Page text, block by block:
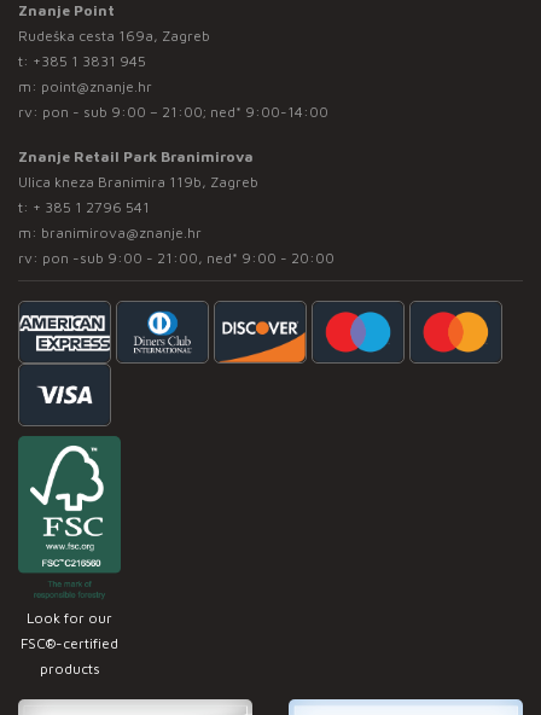
Znanje Point
Rudeška cesta 169a, Zagreb
t: +385 1 3831 945
m: point@znanje.hr
rv: pon - sub 9:00 – 21:00; ned* 9:00-14:00
Znanje Retail Park Branimirova
Ulica kneza Branimira 119b, Zagreb
t: + 385 1 2796 541
m: branimirova@znanje.hr
rv: pon -sub 9:00 - 21:00, ned* 9:00 - 20:00
Look for our
FSC®-certified
products